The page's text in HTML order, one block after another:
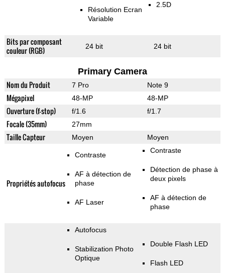
Résolution Ecran
Variable
2.5D
Bits par composant
couleur (RGB)
24 bit 24 bit
Primary Camera
Nom du Produit 7 Pro Note 9
Mégapixel 48-MP 48-MP
Ouverture (f-stop) f/1.6 f/1.7
Focale (35mm) 27mm
Taille Capteur Moyen Moyen
Propriétés autofocus
Contraste
AF à détection de
phase
AF Laser
Contraste
Détection de phase à
deux pixels
AF à détection de
phase
Autofocus
Stabilization Photo
Optique
Double Flash LED
Flash LED